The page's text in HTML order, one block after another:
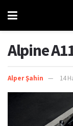
Alpine
Alper Şahin 14